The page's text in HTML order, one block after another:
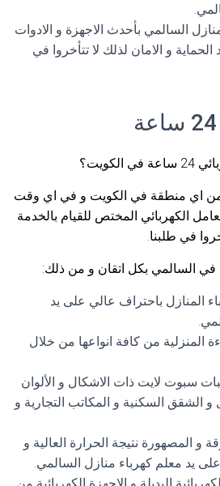
السالمي بأحدث الاجهزة و الادوات
الحماية و الامان لذلك لا تتأخروا في
من اي منطقة في الكويت و في اي وقت
الكهربائي المختص للقيام بالخدمة
في طلبنا.
في السالمي بكل اتقان و من ذلك:
المنازل باحتراف عالي على يد
المنزلية من كافة انواعها من خلال
سبوت لايت ذات الاشكال و الألوان
و الشقق السكنية و المكاتب التجارية و
و المصهورة نتيجة الحرارة العالية و
يد معلم كهرباء منازل السالمي.